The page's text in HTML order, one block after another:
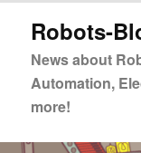
primären
springen
Robots-
News about
Automation,
more!